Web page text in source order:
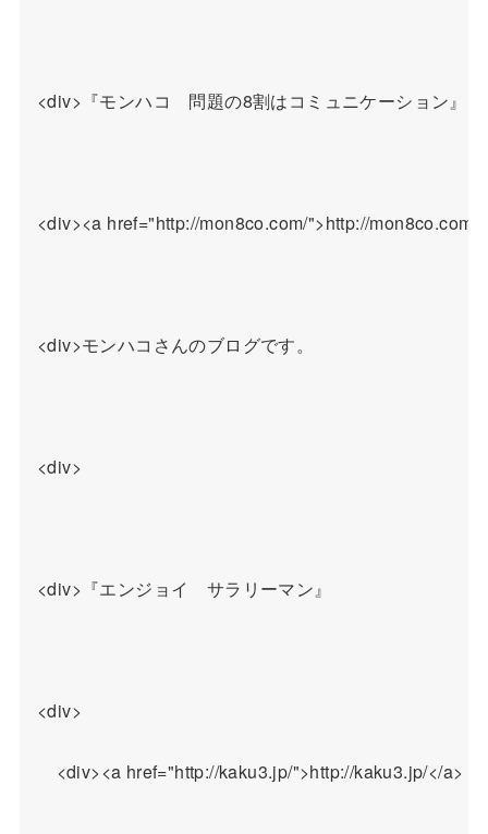
<div>『モンハコ　問題の8割はコミュニケーション』
<div><a href="http://mon8co.com/">http://mon8co.com/
<div>モンハコさんのブログです。
<div>
<div>『エンジョイ　サラリーマン』
<div>
    <div><a href="http://kaku3.jp/">http://kaku3.jp/</a>